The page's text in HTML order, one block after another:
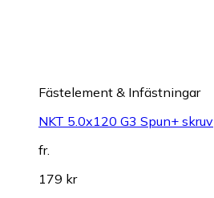
Fästelement & Infästningar
NKT 5.0x120 G3 Spun+ skruv
fr.
179 kr